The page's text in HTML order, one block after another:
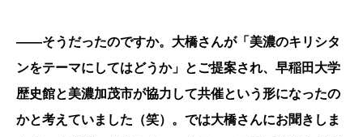
――そうだったのですか。大橋さんが「美濃のキリシタ
ンをテーマにしてはどうか」とご提案され、早稲田大学
歴史館と美濃加茂市が協力して共催という形になったの
かと考えていました（笑）。では大橋さんにお聞きしま